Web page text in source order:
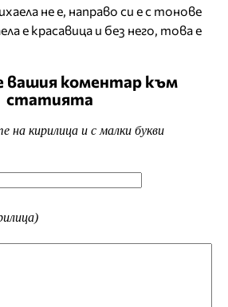
не е, направо си е с тонове
е красавица и без него, това е
вашия коментар към
статията
на кирилица и с малки букви